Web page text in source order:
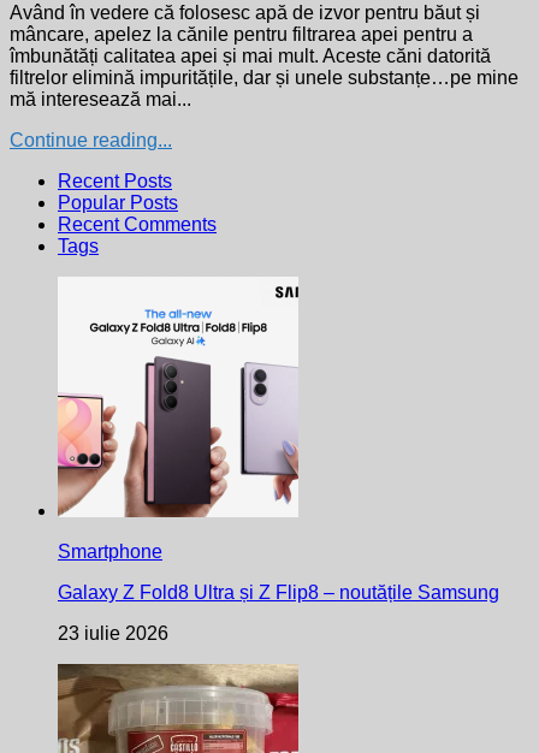
Având în vedere că folosesc apă de izvor pentru băut și
mâncare, apelez la cănile pentru filtrarea apei pentru a
îmbunătăți calitatea apei și mai mult. Aceste căni datorită
filtrelor elimină impuritățile, dar și unele substanțe…pe mine
mă interesează mai...
Continue reading...
Recent Posts
Popular Posts
Recent Comments
Tags
Smartphone
Galaxy Z Fold8 Ultra și Z Flip8 – noutățile Samsung
23 iulie 2026